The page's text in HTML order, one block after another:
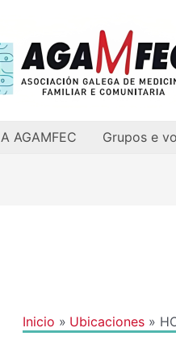
A AGAMFEC Grupos e
Inicio Ubicaciones